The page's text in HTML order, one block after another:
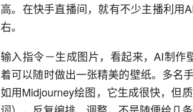
高。在快手直播间，就有不少主播利用
右。
输入指令－生成图片，看起来，AI制作
着可以随时做出一张精美的壁纸。多名
如用Midjourney绘图，它生成很快，但